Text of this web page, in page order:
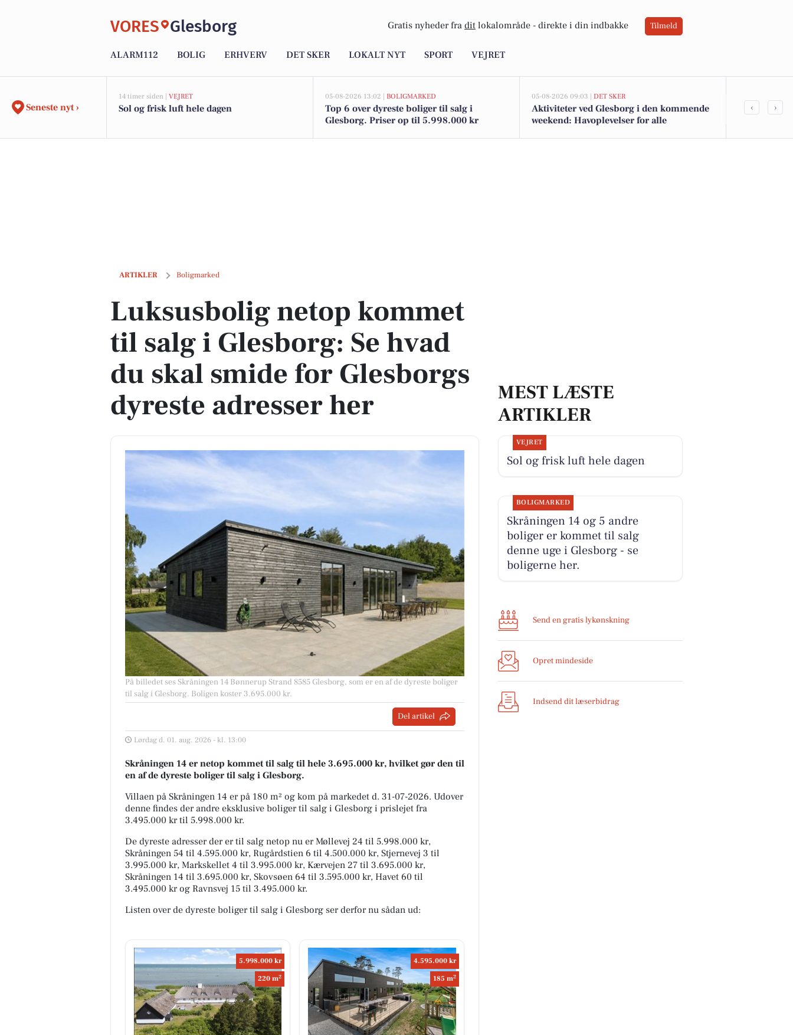
VORES Glesborg Gratis nyheder fra dit lokalområde - direkte i din indbakke Tilmeld
ALARM112 BOLIG ERHVERV DET SKER LOKALT NYT SPORT VEJRET
Seneste nyt ›
14 timer siden | VEJRET
Sol og frisk luft hele dagen
05-08-2026 13:02 | BOLIGMARKED
Top 6 over dyreste boliger til salg i
Glesborg. Priser op til 5.998.000 kr
05-08-2026 09:03 | DET SKER
Aktiviteter ved Glesborg i den kommende
weekend: Havoplevelser for alle
‹ ›
ARTIKLER Boligmarked
Luksusbolig netop kommet til salg i Glesborg: Se hvad du skal smide for Glesborgs dyreste adresser her
Luksusbolig netop kommet
til salg i Glesborg: Se hvad
du skal smide for Glesborgs
dyreste adresser her
På billedet ses Skråningen 14 Bønnerup Strand 8585 Glesborg, som er en af de dyreste boliger
til salg i Glesborg. Boligen koster 3.695.000 kr.
Del artikel
Lørdag d. 01. aug. 2026 - kl. 13:00
Skråningen 14 er netop kommet til salg til hele 3.695.000 kr, hvilket gør den til
en af de dyreste boliger til salg i Glesborg.
Villaen på Skråningen 14 er på 180 m² og kom på markedet d. 31-07-2026. Udover
denne findes der andre eksklusive boliger til salg i Glesborg i prislejet fra
3.495.000 kr til 5.998.000 kr.
De dyreste adresser der er til salg netop nu er Møllevej 24 til 5.998.000 kr,
Skråningen 54 til 4.595.000 kr, Rugårdstien 6 til 4.500.000 kr, Stjernevej 3 til
3.995.000 kr, Markskellet 4 til 3.995.000 kr, Kærvejen 27 til 3.695.000 kr,
Skråningen 14 til 3.695.000 kr, Skovsøen 64 til 3.595.000 kr, Havet 60 til
3.495.000 kr og Ravnsvej 15 til 3.495.000 kr.
Listen over de dyreste boliger til salg i Glesborg ser derfor nu sådan ud:
5.998.000 kr
220 m2
4.595.000 kr
185 m2
MEST LÆSTE
ARTIKLER
VEJRET
Sol og frisk luft hele dagen
BOLIGMARKED
Skråningen 14 og 5 andre
boliger er kommet til salg
denne uge i Glesborg - se
boligerne her.
Send en gratis lykønskning
Opret mindeside
Indsend dit læserbidrag